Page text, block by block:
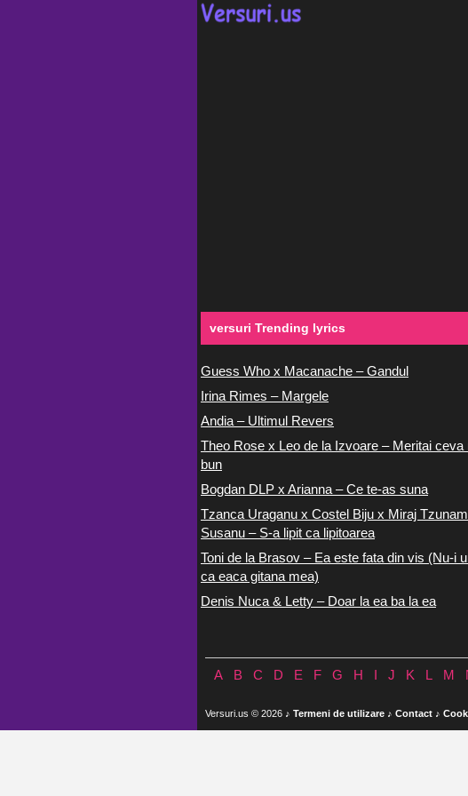
versuri Trending lyrics
Guess Who x Macanache – Gandul
Irina Rimes – Margele
Andia – Ultimul Revers
Theo Rose x Leo de la Izvoare – Meritai ceva
bun
Bogdan DLP x Arianna – Ce te-as suna
Tzanca Uraganu x Costel Biju x Miraj
Susanu – S-a lipit ca lipitoarea
Toni de la Brasov – Ea este fata din vis (Nu-i
ca eaca gitana mea)
Denis Nuca & Letty – Doar la ea ba la ea
A B C D E F G H J K L M
Versuri.us © 2026 ♪ Termeni de utilizare ♪ Contact ♪